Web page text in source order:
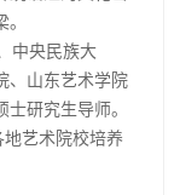
中央民族大
、山东艺术学院
研究生导师。
地艺术院校培养